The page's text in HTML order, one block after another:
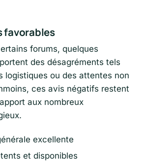
favorables
forums, quelques
des désagréments tels
logistiques ou des attentes non
ces avis négatifs restent
aux nombreux
excellente
et disponibles